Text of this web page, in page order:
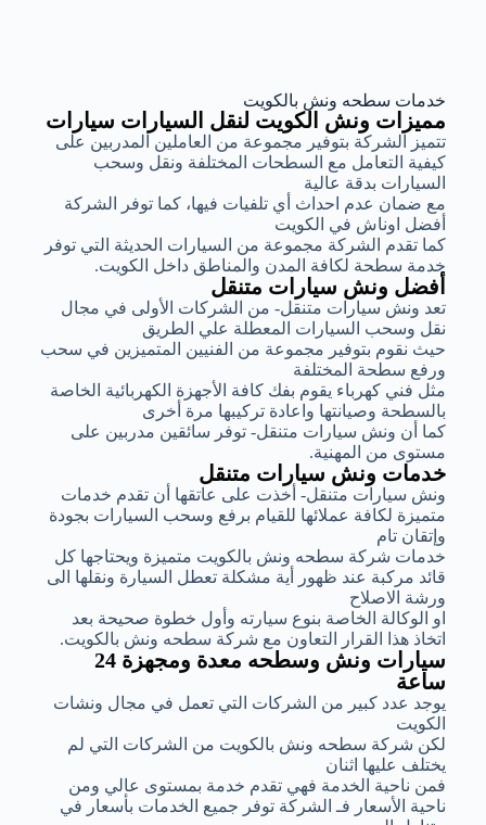
خدمات سطحه ونش بالكويت
مميزات ونش الكويت لنقل السيارات سيارات
تتميز الشركة بتوفير مجموعة من العاملين المدربين على
كيفية التعامل مع السطحات المختلفة ونقل وسحب
السيارات بدقة عالية
مع ضمان عدم احداث أي تلفيات فيها، كما توفر الشركة
أفضل اوناش في الكويت
كما تقدم الشركة مجموعة من السيارات الحديثة التي توفر
خدمة سطحة لكافة المدن والمناطق داخل الكويت.
أفضل ونش سيارات متنقل
تعد ونش سيارات متنقل- من الشركات الأولى في مجال
نقل وسحب السيارات المعطلة علي الطريق
حيث نقوم بتوفير مجموعة من الفنيين المتميزين في سحب
ورفع سطحة المختلفة
مثل فني كهرباء يقوم بفك كافة الأجهزة الكهربائية الخاصة
بالسطحة وصيانتها واعادة تركيبها مرة أخرى
كما أن ونش سيارات متنقل- توفر سائقين مدربين على
مستوى من المهنية.
خدمات ونش سيارات متنقل
ونش سيارات متنقل- أخذت على عاتقها أن تقدم خدمات
متميزة لكافة عملائها للقيام برفع وسحب السيارات بجودة
وإتقان تام
خدمات شركة سطحه ونش بالكويت متميزة ويحتاجها كل
قائد مركبة عند ظهور أية مشكلة تعطل السيارة ونقلها الى
ورشة الاصلاح
او الوكالة الخاصة بنوع سيارته وأول خطوة صحيحة بعد
اتخاذ هذا القرار التعاون مع شركة سطحه ونش بالكويت.
سيارات ونش وسطحه معدة ومجهزة 24
ساعة
يوجد عدد كبير من الشركات التي تعمل في مجال ونشات
الكويت
لكن شركة سطحه ونش بالكويت من الشركات التي لم
يختلف عليها اثنان
فمن ناحية الخدمة فهي تقدم خدمة بمستوى عالي ومن
ناحية الأسعار فـ الشركة توفر جميع الخدمات بأسعار في